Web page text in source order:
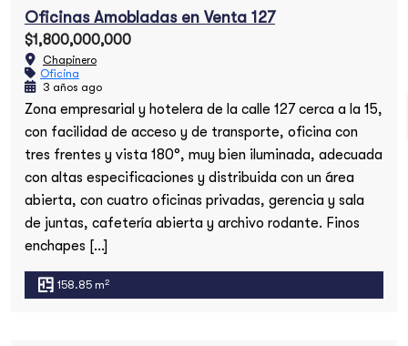
Oficinas Amobladas en Venta 127
$1,800,000,000
Chapinero
Oficina
3 años ago
Zona empresarial y hotelera de la calle 127 cerca a la 15,
con facilidad de acceso y de transporte, oficina con
tres frentes y vista 180°, muy bien iluminada, adecuada
con altas especificaciones y distribuida con un área
abierta, con cuatro oficinas privadas, gerencia y sala
de juntas, cafetería abierta y archivo rodante. Finos
enchapes […]
158.85 m2